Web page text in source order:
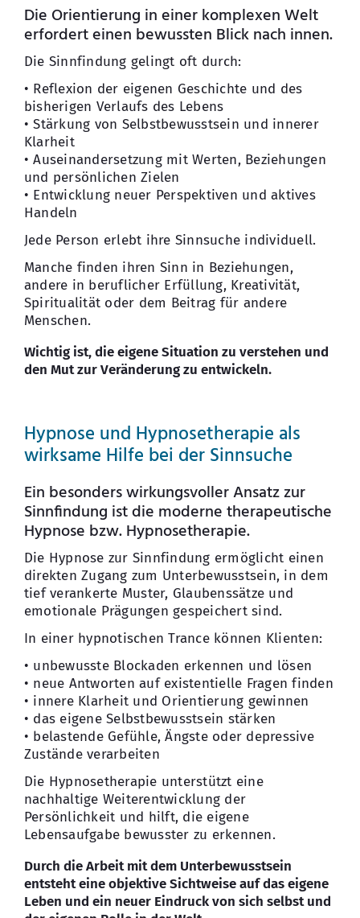
Die Orientierung in einer komplexen Welt
erfordert einen bewussten Blick nach innen.
Die Sinnfindung gelingt oft durch:
• Reflexion der eigenen Geschichte und des
bisherigen Verlaufs des Lebens
• Stärkung von Selbstbewusstsein und innerer
Klarheit
• Auseinandersetzung mit Werten, Beziehungen
und persönlichen Zielen
• Entwicklung neuer Perspektiven und aktives
Handeln
Jede Person erlebt ihre Sinnsuche individuell.
Manche finden ihren Sinn in Beziehungen,
andere in beruflicher Erfüllung, Kreativität,
Spiritualität oder dem Beitrag für andere
Menschen.
Wichtig ist, die eigene Situation zu verstehen und
den Mut zur Veränderung zu entwickeln.
Hypnose und Hypnosetherapie als
wirksame Hilfe bei der Sinnsuche
Ein besonders wirkungsvoller Ansatz zur
Sinnfindung ist die moderne therapeutische
Hypnose bzw. Hypnosetherapie.
Die Hypnose zur Sinnfindung ermöglicht einen
direkten Zugang zum Unterbewusstsein, in dem
tief verankerte Muster, Glaubenssätze und
emotionale Prägungen gespeichert sind.
In einer hypnotischen Trance können Klienten:
• unbewusste Blockaden erkennen und lösen
• neue Antworten auf existentielle Fragen finden
• innere Klarheit und Orientierung gewinnen
• das eigene Selbstbewusstsein stärken
• belastende Gefühle, Ängste oder depressive
Zustände verarbeiten
Die Hypnosetherapie unterstützt eine
nachhaltige Weiterentwicklung der
Persönlichkeit und hilft, die eigene
Lebensaufgabe bewusster zu erkennen.
Durch die Arbeit mit dem Unterbewusstsein
entsteht eine objektive Sichtweise auf das eigene
Leben und ein neuer Eindruck von sich selbst und